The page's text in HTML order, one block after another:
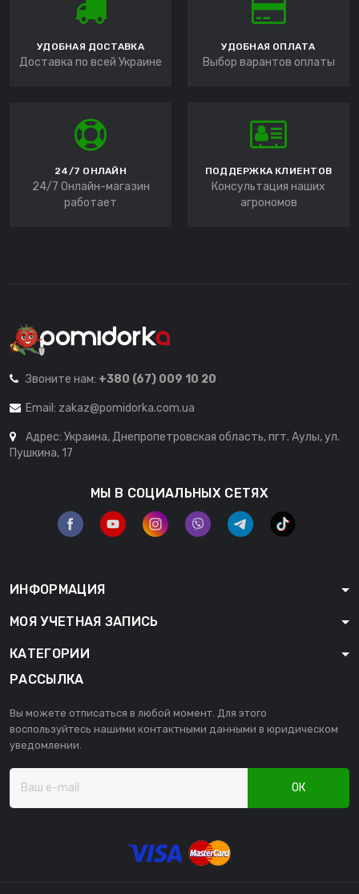
УДОБНАЯ ДОСТАВКА
Доставка по всей Украине
УДОБНАЯ ОПЛАТА
Выбор варантов оплаты
24/7 ОНЛАЙН
24/7 Онлайн-магазин
работает
ПОДДЕРЖКА КЛИЕНТОВ
Консультация наших
агрономов
Звоните нам: +380 (67) 009 10 20
Email: zakaz@pomidorka.com.ua
Адрес: Украина, Днепропетровская область, пгт. Аулы, ул.
Пушкина, 17
МЫ В СОЦИАЛЬНЫХ СЕТЯХ
ИНФОРМАЦИЯ
МОЯ УЧЕТНАЯ ЗАПИСЬ
КАТЕГОРИИ
РАССЫЛКА
Вы можете отписаться в любой момент. Для этого
воспользуйтесь нашими контактными данными в юридическом
уведомлении.
ОК